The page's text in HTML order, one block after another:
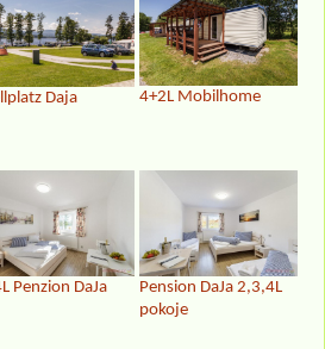
Daja 4+2L Mobilhome
Penzion DaJa
Pension DaJa 2,3,4L
pokoje